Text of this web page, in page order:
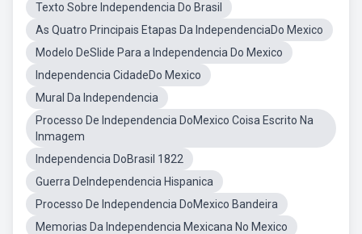
Texto Sobre Independencia Do Brasil
As Quatro Principais Etapas Da IndependenciaDo Mexico
Modelo DeSlide Para a Independencia Do Mexico
Independencia CidadeDo Mexico
Mural Da Independencia
Processo De Independencia DoMexico Coisa Escrito Na
Inmagem
Independencia DoBrasil 1822
Guerra DeIndependencia Hispanica
Processo De Independencia DoMexico Bandeira
Memorias Da Independencia Mexicana No Mexico